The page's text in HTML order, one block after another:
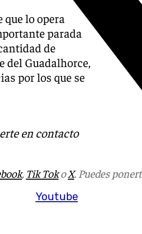
Youtube
que lo opera
parada
de
del Guadalhorce,
por los que se
en contacto
, Tik TokoX. Puedes